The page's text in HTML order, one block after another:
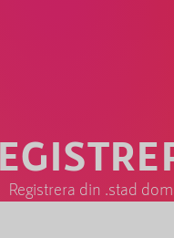
Registrera din .stad